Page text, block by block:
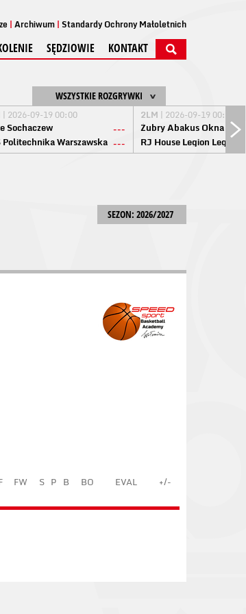
Archiwum Standardy Ochrony Małoletnich
SĘDZIOWIE KONTAKT
WSZYSTKIE ROZGRYWKI
| 2026-09-19 00:00
Sochaczew
---
Politechnika Warszawska ---
2LM | 2026-09-19 00:00
Żubry Abakus Okna
RJ House Legion
SEZON: 2026/2027
FW S P B BO EVAL
+/-